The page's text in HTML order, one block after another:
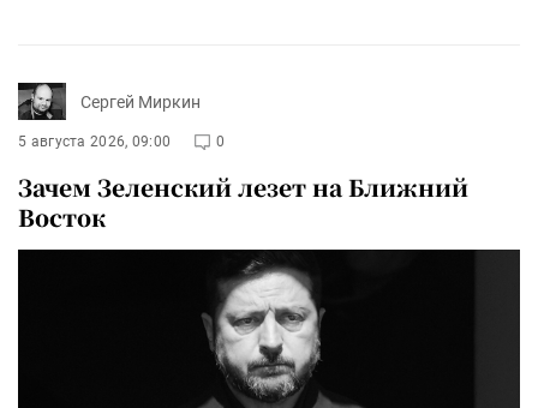
Сергей Миркин
5 августа 2026, 09:00 0
Зачем Зеленский лезет на Ближний
Восток